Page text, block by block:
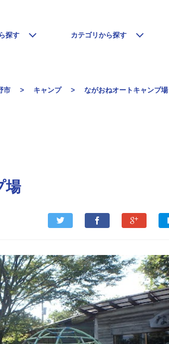
探す カテゴリから探す
市 キャンプ ながおねオートキャンプ場
場